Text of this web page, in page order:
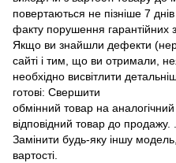
повертаються не пізніше 7
факту порушення гарантійних
Якщо ви знайшли дефекти
сайті і тим, що ви отримали,
необхідно висвітлити
готові: Свершити
обмінний товар на
відповідний товар до продажу. .
Замінити будь-яку іншу
вартості.